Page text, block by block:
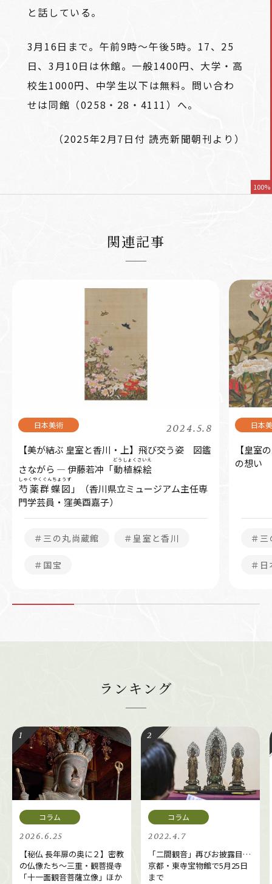
と話している。
3月16日まで。午前9時～午後5時。17、25
日、3月10日は休館。一般1400円、大学・高
校生1000円、中学生以下は無料。問い合わ
せは同館（0258・28・4111）へ。
（2025年2月7日付 読売新聞朝刊より）
100%
関連記事
2024.5.8
【美が結ぶ 皇室と香川・上】飛び交う姿 図鑑
さながら ― 伊藤若冲「動植綵絵
どうしょくさいえ
芍薬群蝶図
しゃくやくぐんちょうず
」（香川県立ミュージアム主任専
門学芸員・窪美酉嘉子）
＃三の丸尚蔵館 ＃皇室と香川
＃国宝
【皇室
の想い
＃
＃
ランキング
2026.6.25
【秘仏 長年扉の奥に２】密教
の仏像たち～三重・観菩提寺
「十一面観音菩薩立像」ほか
2022.4.7
「二間観音」再びお披露目…
京都・東寺宝物館で5月25日
まで